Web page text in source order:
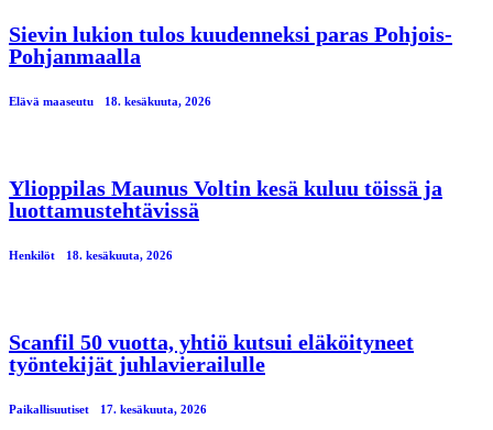
Sievin lukion tulos kuudenneksi paras Pohjois-
Pohjanmaalla
Elävä maaseutu 18. kesäkuuta, 2026
Ylioppilas Maunus Voltin kesä kuluu töissä ja
luottamustehtävissä
Henkilöt 18. kesäkuuta, 2026
Scanfil 50 vuotta, yhtiö kutsui eläköityneet
työntekijät juhlavierailulle
Paikallisuutiset 17. kesäkuuta, 2026